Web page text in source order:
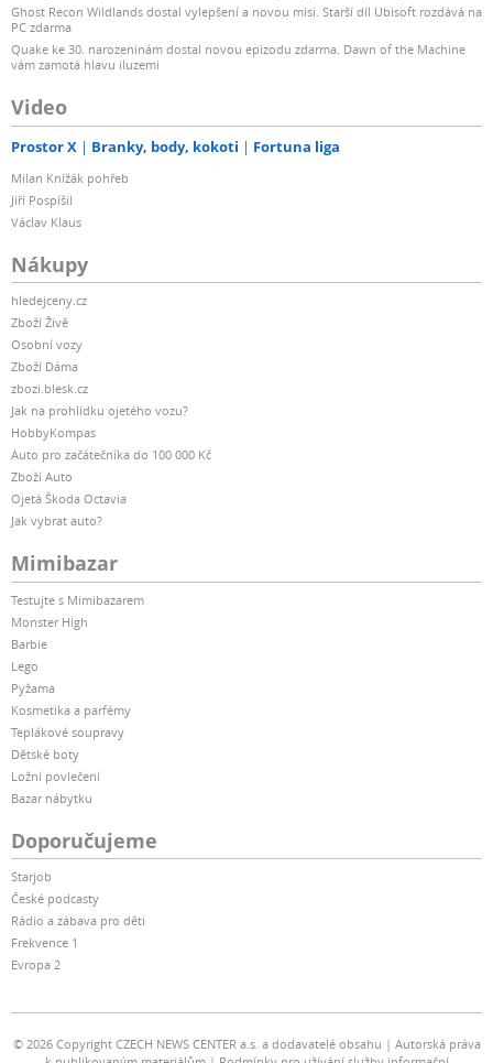
Ghost Recon Wildlands dostal vylepšení a novou misi. Starší díl Ubisoft rozdává na
PC zdarma
Quake ke 30. narozeninám dostal novou epizodu zdarma. Dawn of the Machine
vám zamotá hlavu iluzemi
Video
Prostor X Branky, body, kokoti Fortuna liga
Milan Knížák pohřeb
Jiří Pospíšil
Václav Klaus
Nákupy
hledejceny.cz
Zboží Živě
Osobní vozy
Zboží Dáma
zbozi.blesk.cz
Jak na prohlídku ojetého vozu?
HobbyKompas
Auto pro začátečníka do 100 000 Kč
Zboží Auto
Ojetá Škoda Octavia
Jak vybrat auto?
Mimibazar
Testujte s Mimibazarem
Monster High
Barbie
Lego
Pyžama
Kosmetika a parfémy
Teplákové soupravy
Dětské boty
Ložní povlečení
Bazar nábytku
Doporučujeme
Starjob
České podcasty
Rádio a zábava pro děti
Frekvence 1
Evropa 2
© 2026 Copyright CZECH NEWS CENTER a.s. a dodavatelé obsahu
Autorská práva